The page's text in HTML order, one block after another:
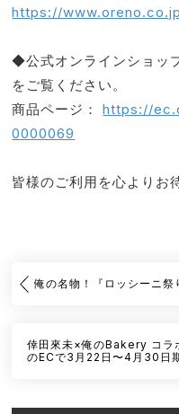
https://
◆公式オンラインショッ
をご覧ください。
商品ページ：https://
0000069
皆様のご利用を心よりお
俺の名物！『ロッシーニ祭
倖⽥來未×俺のBakery コラ
のECで3⽉22⽇〜4⽉30⽇